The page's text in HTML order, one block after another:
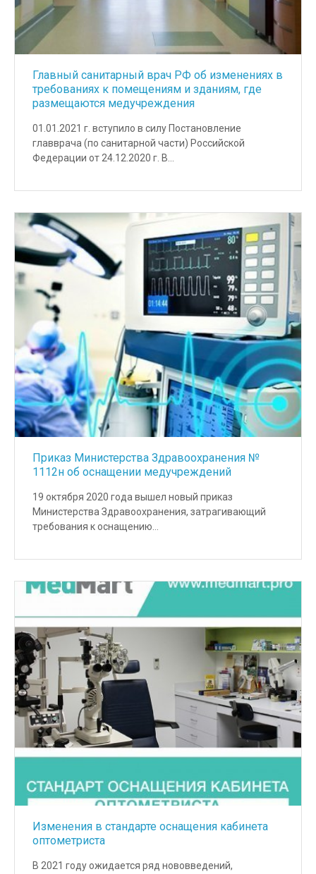
Главный санитарный врач РФ об изменениях в
требованиях к помещениям и зданиям, где
размещаются медучреждения
01.01.2021 г. вступило в силу Постановление
главврача (по санитарной части) Российской
Федерации от 24.12.2020 г. В…
Приказ Министерства Здравоохранения №
1112н об оснащении медучреждений
19 октября 2020 года вышел новый приказ
Министерства Здравоохранения, затрагивающий
требования к оснащению…
Изменения в стандарте оснащения кабинета
оптометриста
В 2021 году ожидается ряд нововведений,